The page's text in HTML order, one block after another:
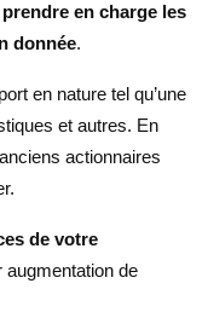
en charge les
donnée.
en nature tel qu’une
et autres. En
actionnaires
de votre
augmentation de